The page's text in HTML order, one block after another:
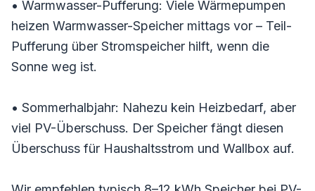
• Warmwasser-Pufferung: Viele Wärmepumpen
heizen Warmwasser-Speicher mittags vor – Teil-
Pufferung über Stromspeicher hilft, wenn die
Sonne weg ist.
• Sommerhalbjahr: Nahezu kein Heizbedarf, aber
viel PV-Überschuss. Der Speicher fängt diesen
Überschuss für Haushaltsstrom und Wallbox auf.